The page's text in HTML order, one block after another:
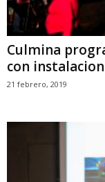
Culmina
con
21 febrero, 2019